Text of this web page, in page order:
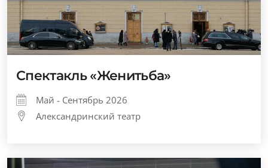
Спектакль «Женитьба»
Май - Сентябрь 2026
Александринский театр